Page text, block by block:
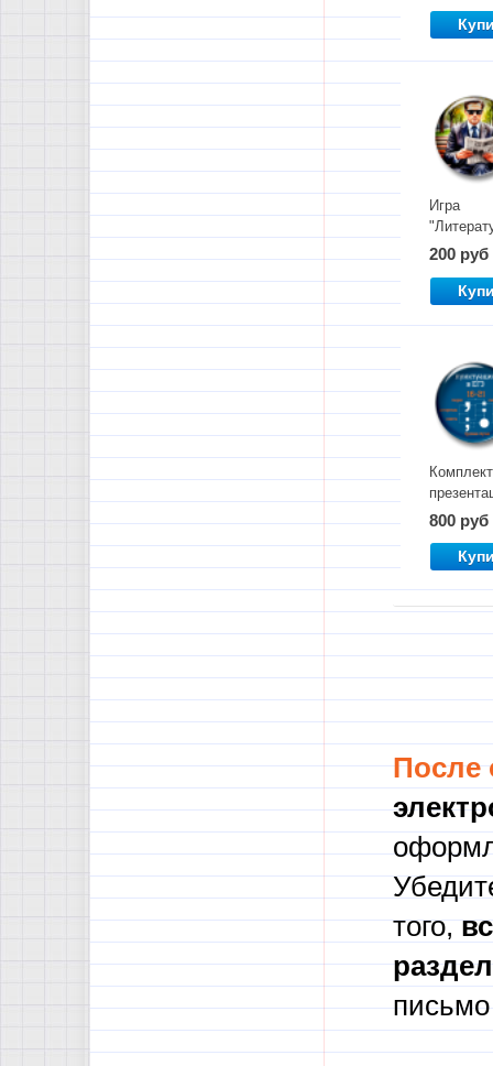
Игра
шпион"
200 руб
Комплект
Задания
21 ЕГЭ"
800 руб
После
того,в
письмо